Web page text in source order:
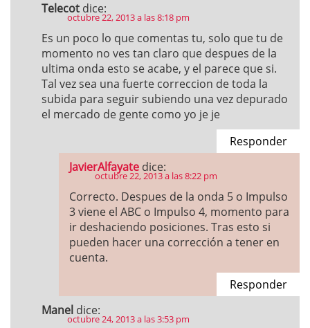
Telecot dice:
octubre 22, 2013 a las 8:18 pm
Es un poco lo que comentas tu, solo que tu de
momento no ves tan claro que despues de la
ultima onda esto se acabe, y el parece que si.
Tal vez sea una fuerte correccion de toda la
subida para seguir subiendo una vez depurado
el mercado de gente como yo je je
Responder
JavierAlfayate dice:
octubre 22, 2013 a las 8:22 pm
Correcto. Despues de la onda 5 o Impulso
3 viene el ABC o Impulso 4, momento para
ir deshaciendo posiciones. Tras esto si
pueden hacer una corrección a tener en
cuenta.
Responder
Manel dice:
octubre 24, 2013 a las 3:53 pm